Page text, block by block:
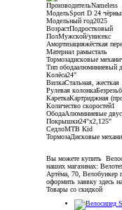
ПроизводительNameless
МодельSport D 24
Модельный год2025
ВозрастПодростковый
ПолМужской/унисекс
Амортизацияжёсткая
Материал рамысталь
Тормозадисковые
Тип ободаалюминиевый
Колёса24"
ВилкаСтальная, жесткая
Рулевая колонка
КареткаКартриджная
Количество скоростей1
ОбодаАлюминиевые
Покрышки24"х2,125"
СедлоMTB Kid
ТормозаДисковые
Вы можете купить
наших магазинах:
Артёма, 70, Велобункер
оформить заявку здесь на
Товары со скидкой